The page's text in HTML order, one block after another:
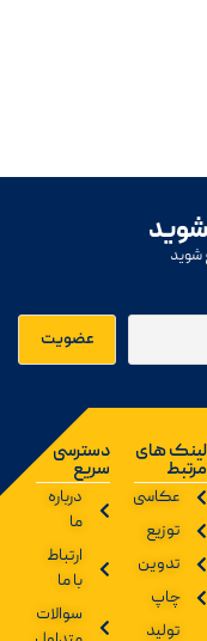
شوید
شوید
لینک های
مرتبط
عکاسی
توزیع
تدوین
چاپ
تولید
دسترسی
سریع
درباره
ما
ارتباط
با ما
سوالات